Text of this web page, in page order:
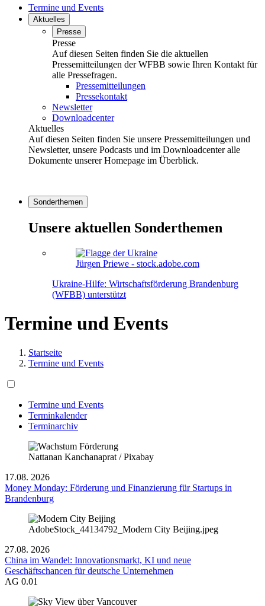
Termine und Events
Aktuelles
Presse
Presse
Auf diesen Seiten finden Sie die aktuellen
Pressemitteilungen der WFBB sowie Ihren Kontakt für
alle Pressefragen.
Pressemitteilungen
Pressekontakt
Newsletter
Downloadcenter
Aktuelles
Auf diesen Seiten finden Sie unsere Pressemitteilungen und
Newsletter, unsere Podcasts und im Downloadcenter alle
Dokumente unserer Homepage im Überblick.
Sonderthemen
Unsere aktuellen Sonderthemen
Jürgen Priewe - stock.adobe.com
Ukraine-Hilfe: Wirtschaftsförderung Brandenburg
(WFBB) unterstützt
Termine und Events
Startseite
Termine und Events
Termine und Events
Terminkalender
Terminarchiv
Nattanan Kanchanaprat / Pixabay
17.08. 2026
Money Monday: Förderung und Finanzierung für Startups in
Brandenburg
AdobeStock_44134792_Modern City Beijing.jpeg
27.08. 2026
China im Wandel: Innovationsmarkt, KI und neue
Geschäftschancen für deutsche Unternehmen
AG 0.01